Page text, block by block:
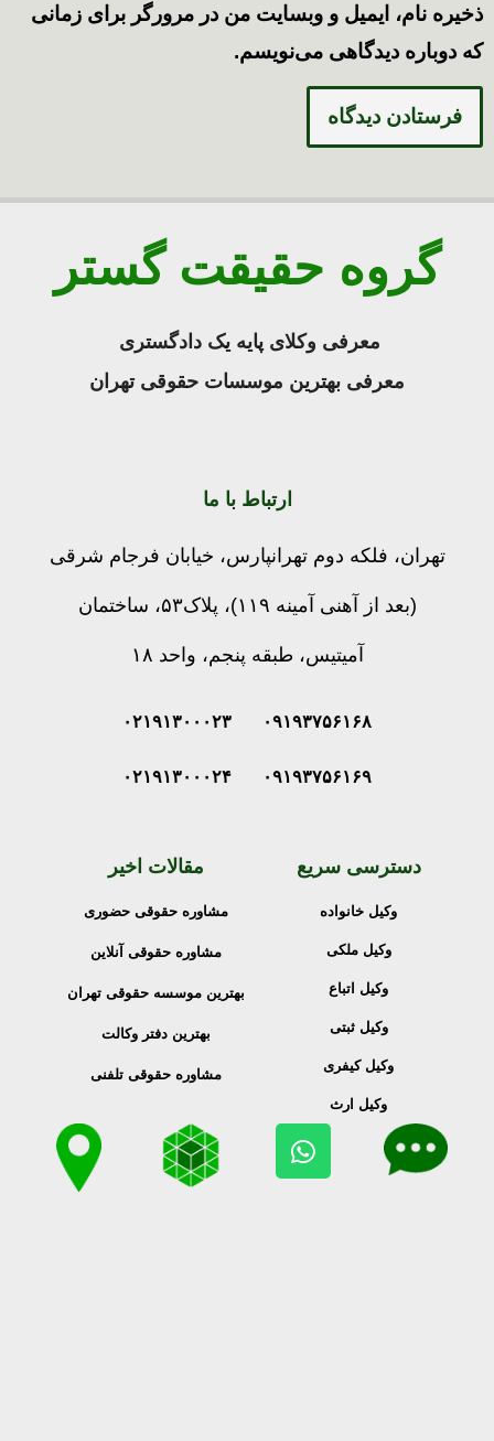
ذخیره نام، ایمیل و وبسایت من در مرورگر برای زمانی
که دوباره دیدگاهی می‌نویسم.
گروه حقیقت گستر
معرفی وکلای پایه یک دادگستری
معرفی بهترین موسسات حقوقی تهران
ارتباط با ما
تهران، فلکه دوم تهرانپارس، خیابان فرجام شرقی
(بعد از آهنی آمینه ۱۱۹)، پلاک۵۳، ساختمان
آمیتیس، طبقه پنجم، واحد ۱۸
۰۹۱۹۳۷۵۶۱۶۸ ۰۲۱۹۱۳۰۰۰۲۳
۰۹۱۹۳۷۵۶۱۶۹ ۰۲۱۹۱۳۰۰۰۲۴
دسترسی سریع
وکیل خانواده
وکیل ملکی
وکیل اتباع
وکیل ثبتی
وکیل کیفری
وکیل ارث
مقالات اخیر
مشاوره حقوقی حضوری
مشاوره حقوقی آنلاین
بهترین موسسه حقوقی تهران
بهترین دفتر وکالت
مشاوره حقوقی تلفنی